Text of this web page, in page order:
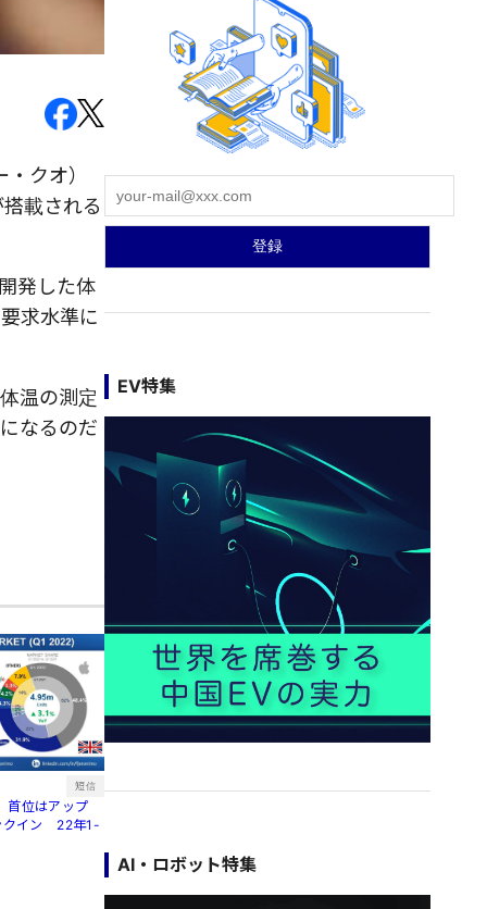
クオ）
載される
発した体
求水準に
温の測定
なるのだ
短信
首位はアップ
クイン 22年1-
EV特集
AI・ロボット特集